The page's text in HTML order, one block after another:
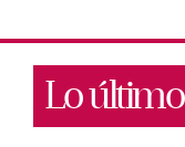
Lo último